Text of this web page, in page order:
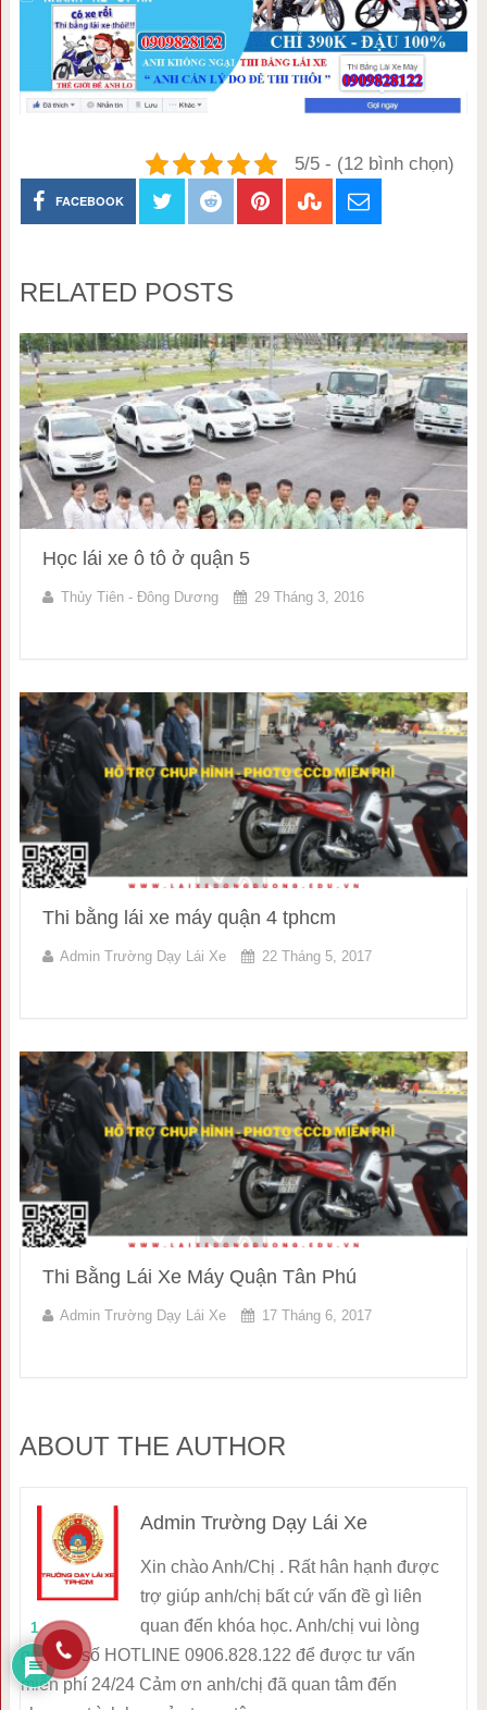
5/5 - (12 bình chọn)
FACEBOOK
RELATED POSTS
Học lái xe ô tô ở quận 5
Thủy Tiên - Đông Dương 29 Tháng 3, 2016
Thi bằng lái xe máy quận 4 tphcm
Admin Trường Dạy Lái Xe 22 Tháng 5, 2017
Thi Bằng Lái Xe Máy Quận Tân Phú
Admin Trường Dạy Lái Xe 17 Tháng 6, 2017
ABOUT THE AUTHOR
Admin Trường Dạy Lái Xe
Xin chào Anh/Chị . Rất hân hạnh được
trợ giúp anh/chị bất cứ vấn đề gì liên
quan đến khóa học. Anh/chị vui lòng
gọi vào số HOTLINE 0906.828.122 để được tư vấn
miễn phí 24/24 Cảm ơn anh/chị đã quan tâm đến
1